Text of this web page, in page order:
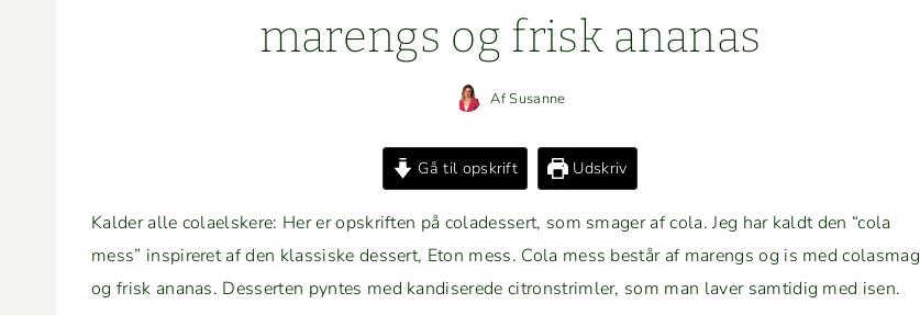
marengs og frisk ananas
AfSusanne
Gå til opskrift Udskriv
Kalder alle colaelskere: Her er opskriften på coladessert, som smager af cola. Jeg har kaldt den “cola
mess” inspir­eret af den klas­siske dessert, Eton mess. Cola mess består af marengs og is med colas­mag
og frisk ananas. Desserten pyntes med kan­dis­erede cit­ron­strim­ler, som man laver sam­tidig med isen.